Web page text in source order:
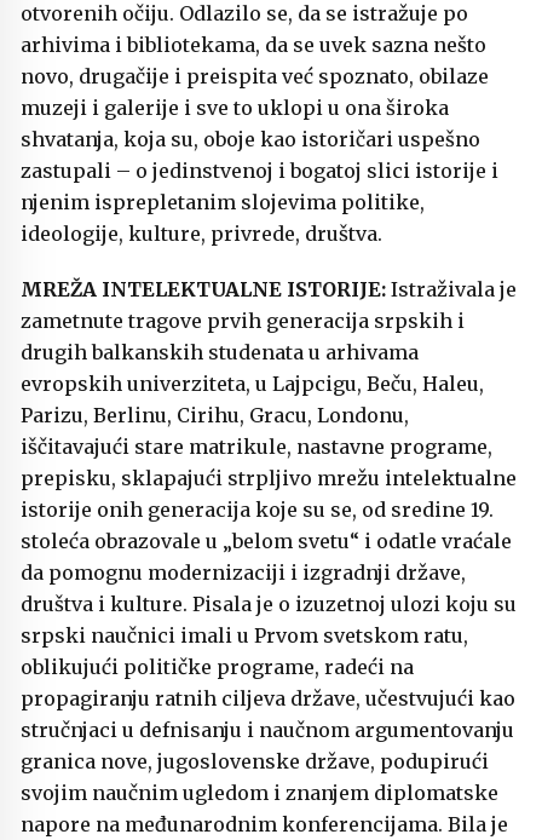
otvorenih očiju. Odlazilo se, da se istražuje po
arhivima i bibliotekama, da se uvek sazna nešto
novo, drugačije i preispita već spoznato, obilaze
muzeji i galerije i sve to uklopi u ona široka
shvatanja, koja su, oboje kao istoričari uspešno
zastupali – o jedinstvenoj i bogatoj slici istorije i
njenim isprepletanim slojevima politike,
ideologije, kulture, privrede, društva.
MREŽA INTELEKTUALNE ISTORIJE: Istraživala je
zametnute tragove prvih generacija srpskih i
drugih balkanskih studenata u arhivama
evropskih univerziteta, u Lajpcigu, Beču, Haleu,
Parizu, Berlinu, Cirihu, Gracu, Londonu,
iščitavajući stare matrikule, nastavne programe,
prepisku, sklapajući strpljivo mrežu intelektualne
istorije onih generacija koje su se, od sredine 19.
stoleća obrazovale u „belom svetu“ i odatle vraćale
da pomognu modernizaciji i izgradnji države,
društva i kulture. Pisala je o izuzetnoj ulozi koju su
srpski naučnici imali u Prvom svetskom ratu,
oblikujući političke programe, radeći na
propagiranju ratnih ciljeva države, učestvujući kao
stručnjaci u defnisanju i naučnom argumentovanju
granica nove, jugoslovenske države, podupirući
svojim naučnim ugledom i znanjem diplomatske
napore na međunarodnim konferencijama. Bila je